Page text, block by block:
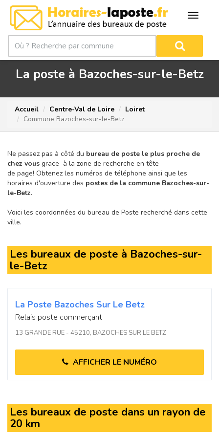
La poste à Bazoches-sur-le-Betz
Accueil Centre-Val de Loire
Loiret
Commune Bazoches-sur-le-Betz
Ne passez pas à côté du bureau de poste le plus proche de
chez vous grace à la zone de recherche en tête
de page! Obtenez les numéros de téléphone ainsi que les
horaires d'ouverture des postes de la commune Bazoches-sur-
le-Betz.
Voici les coordonnées du bureau de Poste recherché dans cette
ville.
Les bureaux de poste à Bazoches-sur-
le-Betz
La Poste Bazoches Sur Le Betz
Relais poste commerçant
13 GRANDE RUE - 45210, BAZOCHES SUR LE BETZ
AFFICHER LE NUMÉRO
Les bureaux de poste dans un rayon de
20 km